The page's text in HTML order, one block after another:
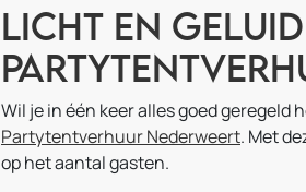
Licht en
Wil je in één keer alles goed geregeld
Partytentverhuur Nederweert. Met
op het aantal gasten.